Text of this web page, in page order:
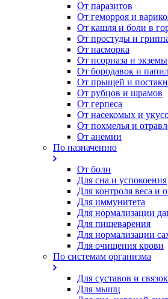
От паразитов
Oт геморроя и
От кашля и боли в
От простуды и
От насморка
Oт псориаза и экземы
От бородавок и
От прыщей и
От рубцов и шрамов
От герпеса
От насекомых и
От похмелья и
От анемии
По назначению
От боли
Для сна и успокоения
Для контроля веса и
Для иммунитета
Для нормализации
Для пищеварения
Для нормализации
Для очищения крови
По системам организма
Для суставов и связок
Для мышц